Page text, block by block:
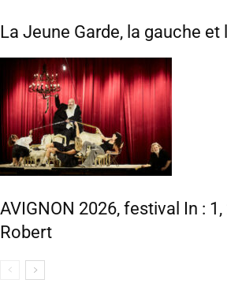
La Jeune Garde, la gauche
AVIGNON 2026, festival In :
Robert